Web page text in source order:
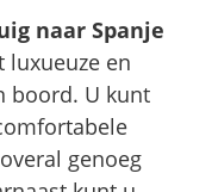
naar Spanje
luxueuze en
boord. U kunt
genoeg